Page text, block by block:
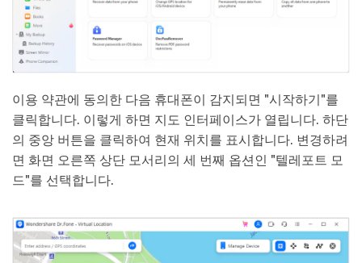
이용 약관에 동의한 다음 휴대폰이 감지되면 "시작하기"를
클릭합니다. 이렇게 하면 지도 인터페이스가 열립니다. 하단
의 중앙 버튼을 클릭하여 현재 위치를 표시합니다. 변경하려
면 화면 오른쪽 상단 모서리의 세 번째 옵션인 "텔레포트 모
드"를 선택합니다.